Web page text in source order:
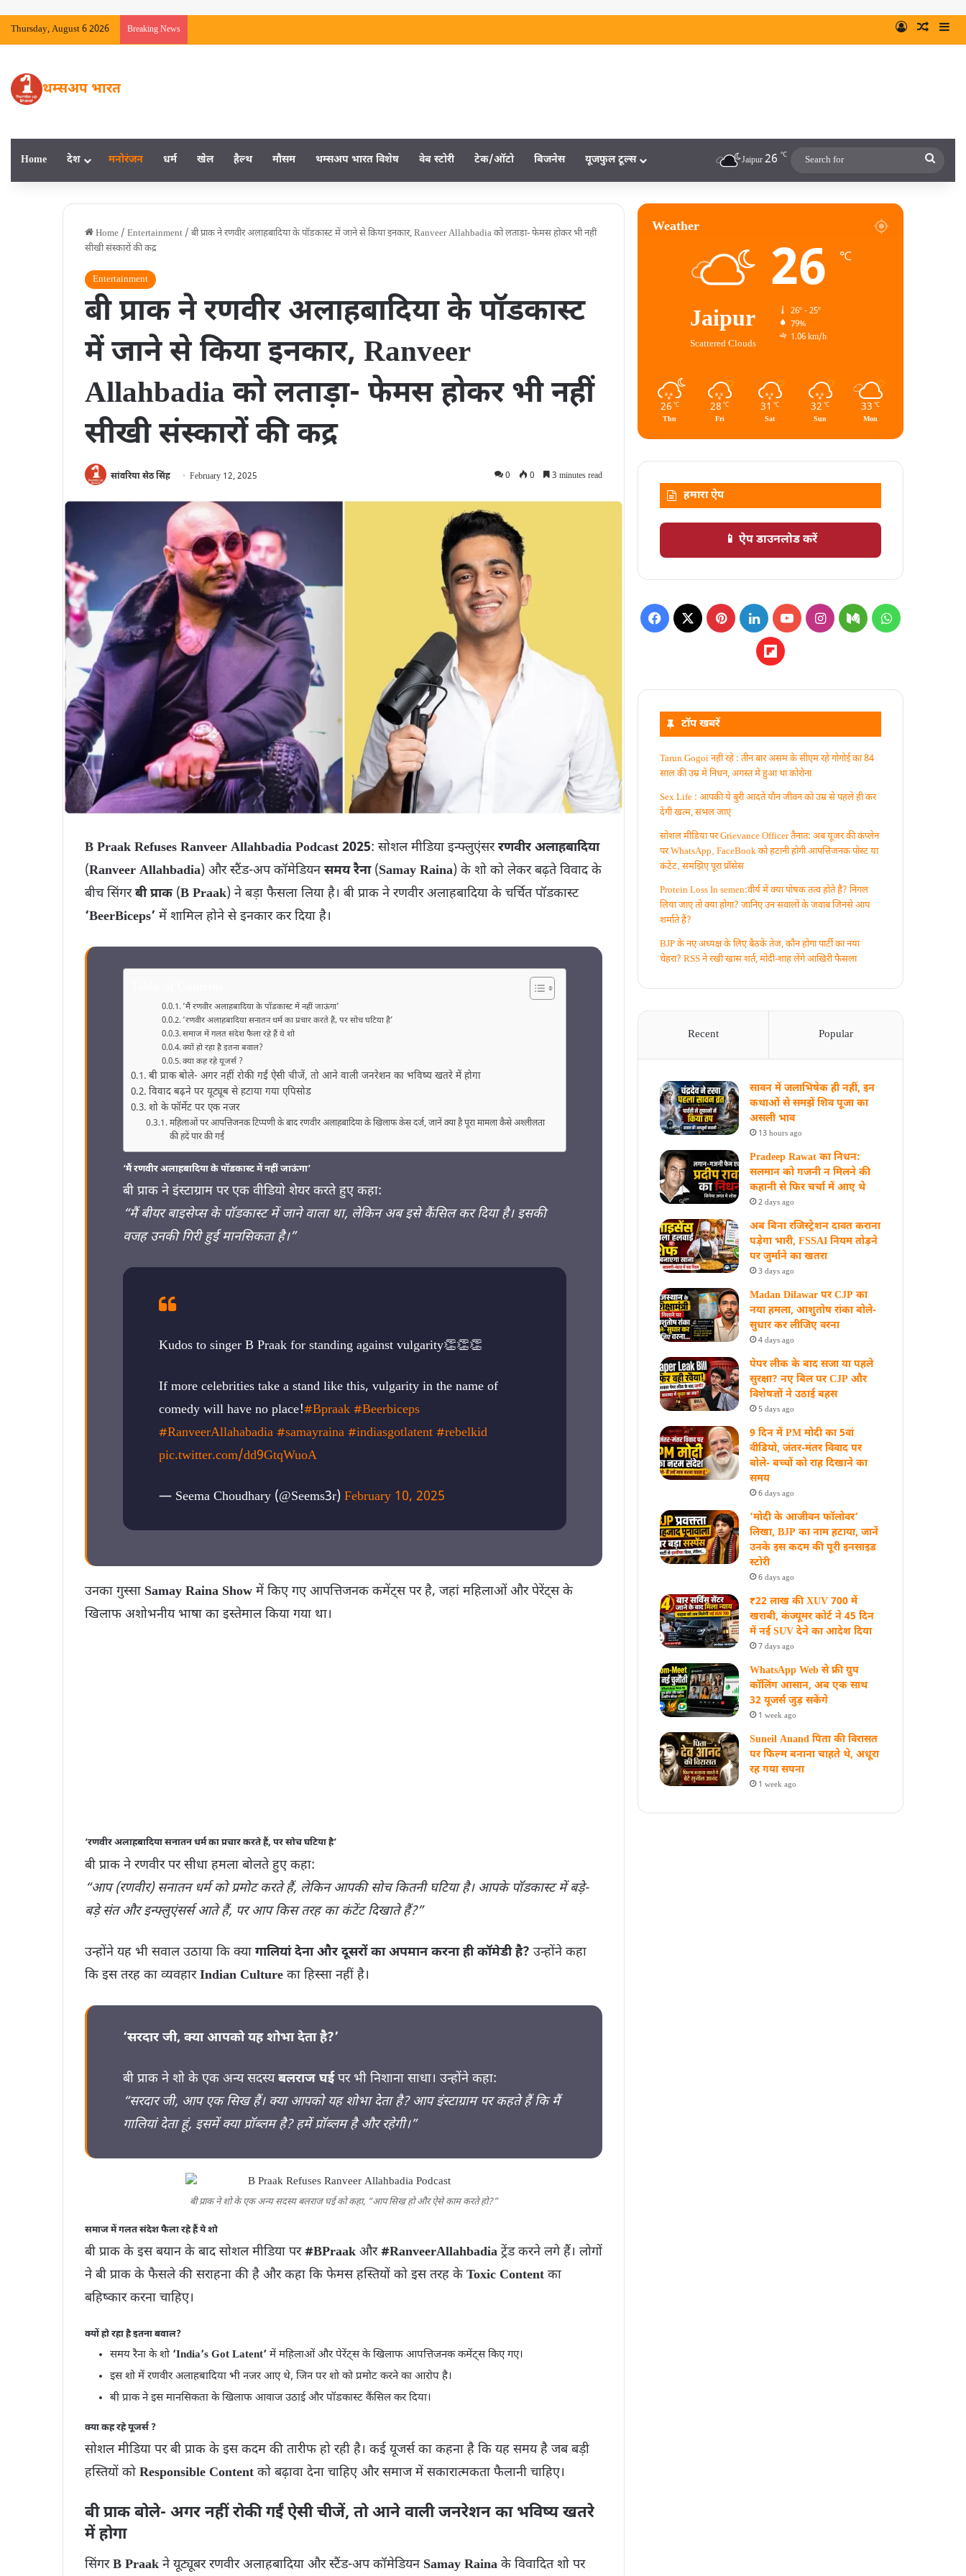
Thursday, August 6 2026 Breaking News
थम्सअप भारत
Home देश मनाेरंजन धर्म खेल हैल्‍थ मौसम थम्‍सअप भारत विशेष वेब स्‍टोरी टेक/ऑटो बिजनेस यूजफुल टूल्‍स Jaipur26 ℃
Home / Entertainment / बी प्राक ने रणवीर अलाहबादिया के पॉडकास्ट में जाने से किया इनकार, Ranveer Allahbadia को लताड़ा- फेमस होकर भी नहीं
सीखी संस्कारों की कद्र
Entertainment
बी प्राक ने रणवीर अलाहबादिया के पॉडकास्ट
में जाने से किया इनकार, Ranveer
Allahbadia को लताड़ा- फेमस होकर भी नहीं
सीखी संस्कारों की कद्र
सांवरिया सेठ सिंह February 12, 2025 0 0 3 minutes read
B Praak Refuses Ranveer Allahbadia Podcast 2025: सोशल मीडिया इन्फ्लुएंसररणवीर अलाहबादिया
(Ranveer Allahbadia) और स्टैंड-अप कॉमेडियनसमय रैना(Samay Raina) के शो को लेकर बढ़ते विवाद के
बीच सिंगरबी प्राक (B Praak) ने बड़ा फैसला लिया है। बी प्राक ने रणवीर अलाहबादिया के चर्चित पॉडकास्ट
‘BeerBiceps’ में शामिल होने से इनकार कर दिया है।
‘मैं रणवीर अलाहबादिया के पॉडकास्ट में नहीं जाऊंगा’
‘रणवीर अलाहबादिया सनातन धर्म का प्रचार करते हैं, पर सोच घटिया है’
समाज में गलत संदेश फैला रहे हैं ये शो
क्यों हो रहा है इतना बवाल?
क्या कह रहे यूजर्स ?
बी प्राक बोले- अगर नहीं रोकी गईं ऐसी चीजें, तो आने वाली जनरेशन का भविष्य खतरे में होगा
विवाद बढ़ने पर यूट्यूब से हटाया गया एपिसोड
शो के फॉर्मेट पर एक नजर
महिलाओं पर आपत्तिजनक टिप्पणी के बाद रणवीर अलाहबादिया के खिलाफ केस दर्ज, जानें क्‍या है पूरा मामला कैसे अश्‍लीलता
की हदें पार की गईं
‘मैं रणवीर अलाहबादिया के पॉडकास्ट में नहीं जाऊंगा’
बी प्राक ने इंस्टाग्राम पर एक वीडियो शेयर करते हुए कहा:
“मैं बीयर बाइसेप्स के पॉडकास्ट में जाने वाला था, लेकिन अब इसे कैंसिल कर दिया है। इसकी
वजह उनकी गिरी हुई मानसिकता है।”
Kudos to singer B Praak for standing against vulgarity👏👏👏
If more celebrities take a stand like this, vulgarity in the name of
comedy will have no place!#Bpraak #Beerbiceps
#RanveerAllahabadia #samayraina #indiasgotlatent #rebelkid
pic.twitter.com/dd9GtqWuoA
— Seema Choudhary (@Seems3r) February 10, 2025
उनका गुस्सा Samay Raina Show में किए गए आपत्तिजनक कमेंट्स पर है, जहां महिलाओं और पेरेंट्स के
खिलाफ अशोभनीय भाषा का इस्तेमाल किया गया था।
‘रणवीर अलाहबादिया सनातन धर्म का प्रचार करते हैं, पर सोच घटिया है’
बी प्राक ने रणवीर पर सीधा हमला बोलते हुए कहा:
“आप (रणवीर) सनातन धर्म को प्रमोट करते हैं, लेकिन आपकी सोच कितनी घटिया है। आपके पॉडकास्ट में बड़े-
बड़े संत और इन्फ्लुएंसर्स आते हैं, पर आप किस तरह का कंटेंट दिखाते हैं?”
उन्होंने यह भी सवाल उठाया कि क्या गालियां देना और दूसरों का अपमान करना ही कॉमेडी है? उन्होंने कहा
कि इस तरह का व्यवहारIndian Culture का हिस्सा नहीं है।
‘सरदार जी, क्या आपको यह शोभा देता है?’
बी प्राक ने शो के एक अन्य सदस्यबलराज घईपर भी निशाना साधा। उन्होंने कहा:
“सरदार जी, आप एक सिख हैं। क्या आपको यह शोभा देता है? आप इंस्टाग्राम पर कहते हैं कि मैं
गालियां देता हूं, इसमें क्या प्रॉब्लम है? हमें प्रॉब्लम है और रहेगी।”
बी प्राक ने शो के एक अन्य सदस्य बलराज घई को कहा, “आप सिख हो और ऐसे काम करते हो?”
समाज में गलत संदेश फैला रहे हैं ये शो
बी प्राक के इस बयान के बाद सोशल मीडिया पर#BPraak और#RanveerAllahbadia ट्रेंड करने लगे हैं। लोगों
ने बी प्राक के फैसले की सराहना की है और कहा कि फेमस हस्तियों को इस तरह के Toxic Content का
बहिष्कार करना चाहिए।
क्यों हो रहा है इतना बवाल?
समय रैना के शो ‘India’s Got Latent’ में महिलाओं और पेरेंट्स के खिलाफ आपत्तिजनक कमेंट्स किए गए।
इस शो में रणवीर अलाहबादिया भी नजर आए थे, जिन पर शो को प्रमोट करने का आरोप है।
बी प्राक ने इस मानसिकता के खिलाफ आवाज उठाई और पॉडकास्ट कैंसिल कर दिया।
क्या कह रहे यूजर्स ?
सोशल मीडिया पर बी प्राक के इस कदम की तारीफ हो रही है। कई यूजर्स का कहना है कि यह समय है जब बड़ी
हस्तियों को Responsible Content को बढ़ावा देना चाहिए और समाज में सकारात्मकता फैलानी चाहिए।
बी प्राक बोले- अगर नहीं रोकी गईं ऐसी चीजें, तो आने वाली जनरेशन का भविष्य खतरे
में होगा
सिंगरB Praak ने यूट्यूबर रणवीर अलाहबादिया और स्टैंड-अप कॉमेडियन Samay Raina के विवादित शो पर
Weather
Jaipur
Scattered Clouds
26 ℃
26º - 25º
79%
1.06 km/h
26 ℃
Thu
28 ℃
Fri
31 ℃
Sat
32 ℃
Sun
33 ℃
Mon
हमारा ऐप
📱 ऐप डाउनलोड करें
टॉप खबरें
Tarun Gogoi नहीं रहे : तीन बार असम के सीएम रहे गोगोई का 84
साल की उम्र में निधन, अगस्त में हुआ था कोरोना
Sex Life : आपकी ये बुरी आदतें याैन जीवन को उम्र से पहले ही कर
देंगी खत्म, संभल जाएं
सोशल मीडिया पर Grievance Officer तैनात: अब यूजर की कंप्लेन
पर WhatsApp‚ FaceBook को हटानी होगी आपत्तिजनक पोस्ट या
कंटेंट‚ समझिए पूरा प्रॉसेस
Protein Loss In semen:वीर्य में क्या पोषक तत्व होते हैं? निगल
लिया जाए तो क्या होगा? जानिए उन सवालों के जवाब जिनसे आप
शर्माते हैं?
BJP के नए अध्यक्ष के लिए बैठकें तेज, कौन होगा पार्टी का नया
चेहरा? RSS ने रखी खास शर्त, मोदी-शाह लेंगे आखिरी फैसला
Recent Popular
सावन में जलाभिषेक ही नहीं, इन
कथाओं से समझें शिव पूजा का
असली भाव
13 hours ago
Pradeep Rawat का निधन:
सलमान को गजनी न मिलने की
कहानी से फिर चर्चा में आए थे
2 days ago
अब बिना रजिस्ट्रेशन दावत कराना
पड़ेगा भारी, FSSAI नियम तोड़ने
पर जुर्माने का खतरा
3 days ago
Madan Dilawar पर CJP का
नया हमला, आशुतोष रांका बोले-
सुधार कर लीजिए वरना
4 days ago
पेपर लीक के बाद सजा या पहले
सुरक्षा? नए बिल पर CJP और
विशेषज्ञों ने उठाई बहस
5 days ago
9 दिन में PM मोदी का 5वां
वीडियो, जंतर-मंतर विवाद पर
बोले- बच्चों को राह दिखाने का
समय
6 days ago
‘मोदी के आजीवन फॉलोवर’
लिखा, BJP का नाम हटाया, जानें
उनके इस कदम की पूरी इनसाइड
स्‍टोरी
6 days ago
₹22 लाख की XUV 700 में
खराबी, कंज्यूमर कोर्ट ने 45 दिन
में नई SUV देने का आदेश दिया
7 days ago
WhatsApp Web से फ्री ग्रुप
कॉलिंग आसान, अब एक साथ
32 यूजर्स जुड़ सकेंगे
1 week ago
Suneil Anand पिता की विरासत
पर फिल्म बनाना चाहते थे, अधूरा
रह गया सपना
1 week ago